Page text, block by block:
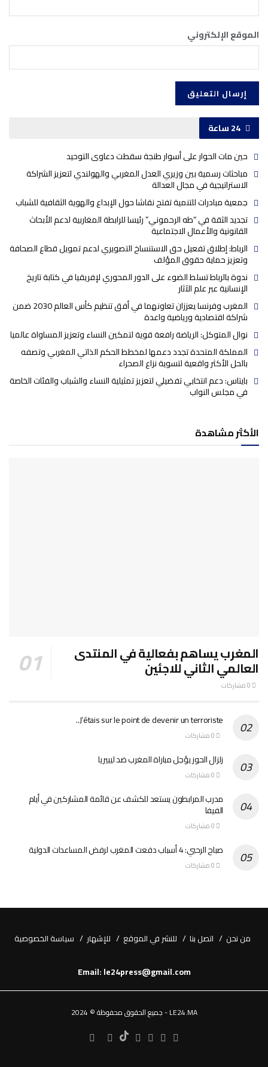
الموقع الإلكتروني
24 ساعة
حين مات الحوار على أسوار طنجة سقطت دعاوى التوحيد
مباحثات رسمية بين وزيري العدل المغربي والهولندي لتعزيز الشراكة
الاستراتيجية في مجال العدالة
جمعية مبادرات للتنمية تفتح نقاشا حول الإبداع والهوية الثقافية للشباب
تجديد الثقة في “طه الرحموني” رئيسا للرابطة المغاربية لدعم الأبحاث
القانونية والأعمال الاجتماعية
الرباط: إطلاق تفعيل حق الاستنساخ التصويري لدعم تمويل قطاع الصحافة
وتعزيز حماية حقوق المؤلف
ندوة بالرباط تسلط الضوء على الدور المحوري لإفريقيا في كتابة تاريخ
الإنسانية عبر علم الآثار
المغرب وفرنسا يعززان تعاونهما في أفق تنظيم كأس العالم 2030 ضمن
شراكة اقتصادية ورياضية واعدة
نوال المتوكل: الرياضة رافعة قوية لتمكين النساء وتعزيز المساواة عالميا
المملكة المتحدة تجدد دعمها لمخطط الحكم الذاتي المغربي وتصفه
بالحل الأكثر واقعية لتسوية نزاع الصحراء
بايتاس: دعم انتخابي تفضيلي لتعزيز تمثيلية النساء والشباب والفئات الخاصة
في مجلس النواب
الأكثر مشاهدة
المغرب يساهم بفعالية في المنتدى
العالمي الثاني للاجئين
J’étais sur le point de devenir un terroriste..
زلزال الحوز يؤجل مباراة المغرب ضد ليبيريا
مدرب المرابطون يستعد للكشف عن قائمة المشاركين في أيام
الفيفا
صباح الرحبي: 4 أسباب دفعت المغرب لرفض المساعدات الدولية
من نحن اتصل بنا للنشر في الموقع للإشهار سياسة الخصوصية
Email: le24press@gmail.com
LE24.MA - جميع الحقوق محفوظة © 2024